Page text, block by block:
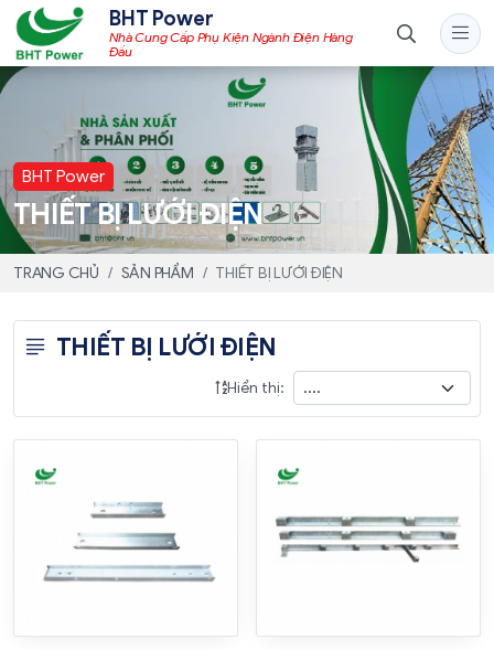
BHT Power
Nhà Cung Cấp Phụ Kiện Ngành Điện Hàng
Đầu
BHT Power
THIẾT BỊ LƯỚI ĐIỆN
TRANG CHỦ SẢN PHẨM THIẾT BỊ LƯỚI ĐIỆN
THIẾT BỊ LƯỚI ĐIỆN
Hiển thị: